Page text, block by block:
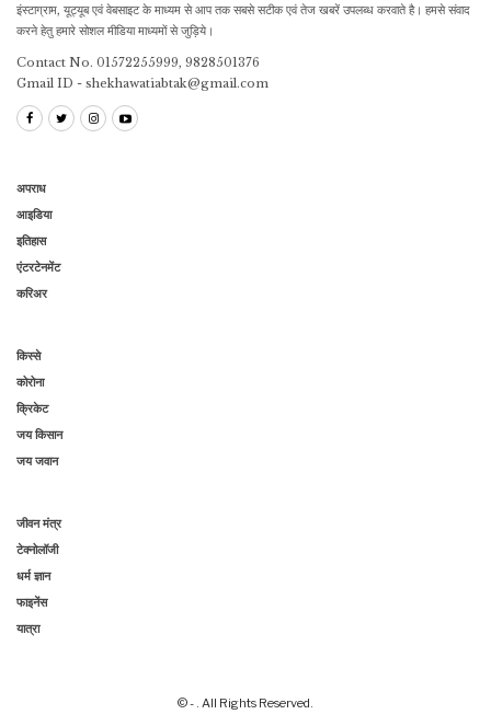
इंस्टाग्राम, यूट्यूब एवं वेबसाइट के माध्यम से आप तक सबसे सटीक एवं तेज खबरें उपलब्ध करवाते है। हमसे संवाद
करने हेतु हमारे सोशल मीडिया माध्यमों से जुड़िये।
Contact No. 01572255999, 9828501376
Gmail ID - shekhawatiabtak@gmail.com
अपराध
आइडिया
इतिहास
एंटरटेनमेंट
करिअर
किस्से
कोरोना
क्रिकेट
जय किसान
जय जवान
जीवन मंत्र
टेक्नोलॉजी
धर्म ज्ञान
फाइनेंस
यात्रा
© - . All Rights Reserved.